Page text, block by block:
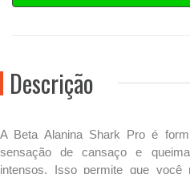
Descrição
A Beta Alanina Shark Pro é
sensação de cansaço e
intensos. Isso permite que você